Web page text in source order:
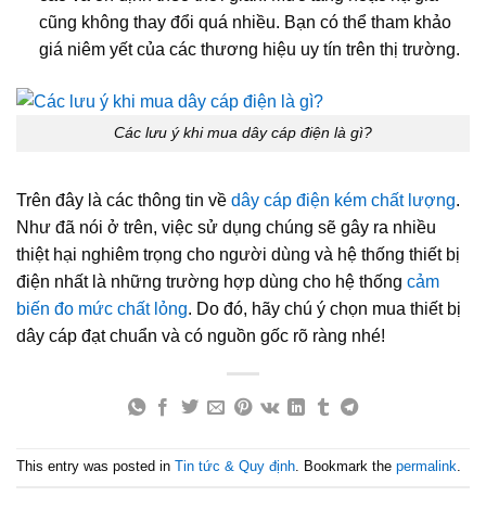
cũng không thay đổi quá nhiều. Bạn có thể tham khảo
giá niêm yết của các thương hiệu uy tín trên thị trường.
Các lưu ý khi mua dây cáp điện là gì?
Trên đây là các thông tin về dây cáp điện kém chất lượng.
Như đã nói ở trên, việc sử dụng chúng sẽ gây ra nhiều
thiệt hại nghiêm trọng cho người dùng và hệ thống thiết bị
điện nhất là những trường hợp dùng cho hệ thống cảm
biến đo mức chất lỏng. Do đó, hãy chú ý chọn mua thiết bị
dây cáp đạt chuẩn và có nguồn gốc rõ ràng nhé!
This entry was posted in Tin tức & Quy định. Bookmark the permalink.